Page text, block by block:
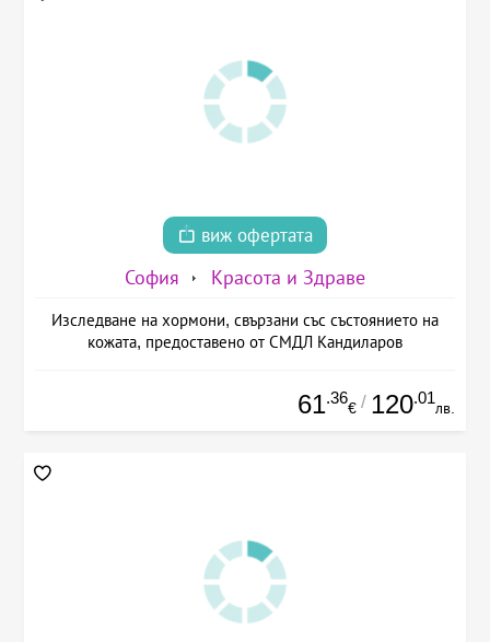
виж офертата
София Красота и Здраве
Изследване на хормони, свързани със състоянието на
кожата, предоставено от СМДЛ Кандиларов
61.36
€ / 120.01
лв.